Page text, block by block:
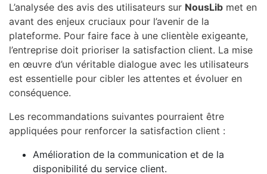
L’analysée des avis des utilisateurs sur NousLib met en
avant des enjeux cruciaux pour l’avenir de la
plateforme. Pour faire face à une clientèle exigeante,
l’entreprise doit prioriser la satisfaction client. La mise
en œuvre d’un véritable dialogue avec les utilisateurs
est essentielle pour cibler les attentes et évoluer en
conséquence.
Les recommandations suivantes pourraient être
appliquées pour renforcer la satisfaction client :
Amélioration de la communication et de la
disponibilité du service client.